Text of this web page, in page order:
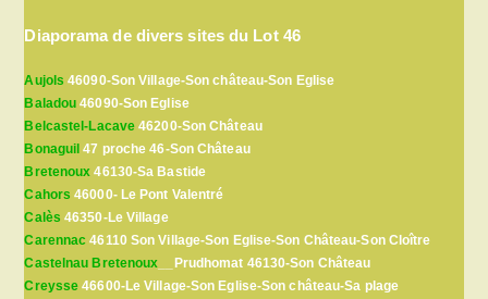
Diaporama de divers sites du Lot 46
Aujols 46090-Son Village-Son château-Son Eglise
Baladou 46090-Son Eglise
Belcastel-Lacave 46200-Son Château
Bonaguil 47 proche 46-Son Château
Bretenoux 46130-Sa Bastide
Cahors 46000- Le Pont Valentré
Calès 46350-Le Village
Carennac 46110 Son Village-Son Eglise-Son Château-Son Cloître
Castelnau Bretenoux __Prudhomat 46130-Son Château
Creysse 46600-Le Village-Son Eglise-Son château-Sa plage